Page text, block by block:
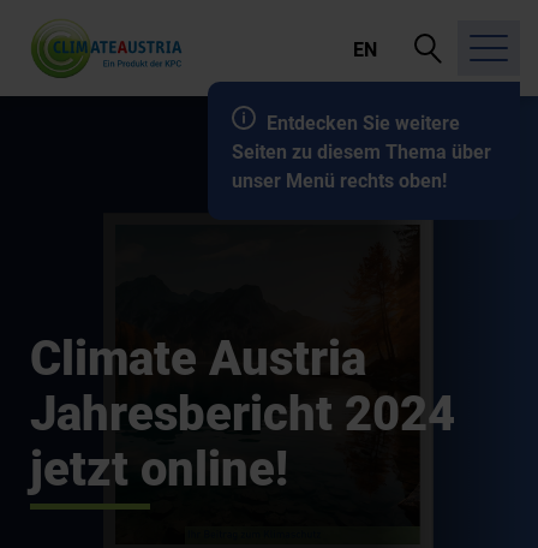
Entdecken Sie weitere
Seiten zu diesem Thema über
unser Menü rechts oben!
EN
Suche
öffnen
Climate Austria
Jahresbericht 2024
jetzt online!